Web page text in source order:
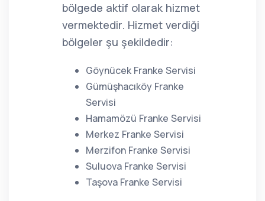
bölgede aktif olarak hizmet
vermektedir. Hizmet verdiği
bölgeler şu şekildedir:
Göynücek Franke Servisi
Gümüşhacıköy Franke
Servisi
Hamamözü Franke Servisi
Merkez Franke Servisi
Merzifon Franke Servisi
Suluova Franke Servisi
Taşova Franke Servisi